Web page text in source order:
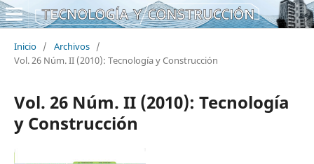
Inicio / Archivos /
Vol. 26 Núm. II (2010): Tecnología y Construcción
Vol. 26 Núm. II (2010): Tecnología
y Construcción